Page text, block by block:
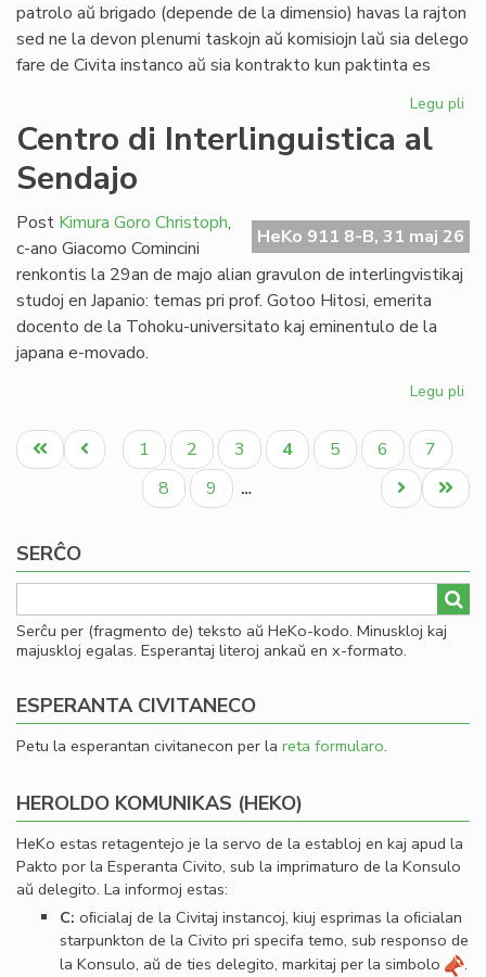
patrolo aŭ brigado (depende de la dimensio) havas la rajton
sed ne la devon plenumi taskojn aŭ komisiojn laŭ sia delego
fare de Civita instanco aŭ sia kontrakto kun paktinta es
Legu pli
de
Centro di Interlinguistica al
Sendajo
HeKo 911 8-B, 31 maj 26
Post Kimura Goro Christoph,
c-ano Giacomo Comincini
renkontis la 29an de majo alian gravulon de interlingvistikaj
studoj en Japanio: temas pri prof. Gotoo Hitosi, emerita
docento de la Tohoku-universitato kaj eminentulo de la
japana e-movado.
Legu pli
al
Pagination
Unua
paĝo
Antaŭa
paĝo
Paĝo
1 Paĝo
2 Paĝo
3
Aktuala
paĝo
4 Paĝo
5 Paĝo
6 Paĝo
7
Paĝo
8 Paĝo
9 …
Last
page
Next
page
SERĈO
Serĉu per (fragmento de) teksto aŭ HeKo-kodo. Minuskloj kaj
majuskloj egalas. Esperantaj literoj ankaŭ en x-formato.
ESPERANTA CIVITANECO
Petu la esperantan civitanecon per la reta formularo.
HEROLDO KOMUNIKAS (HEKO)
HeKo estas retagentejo je la servo de la establoj en kaj apud la
Pakto por la Esperanta Civito, sub la imprimaturo de la Konsulo
aŭ delegito. La informoj estas:
C: oﬁcialaj de la Civitaj instancoj, kiuj esprimas la oﬁcialan
starpunkton de la Civito pri specifa temo, sub responso de
la Konsulo, aŭ de ties delegito, markitaj per la simbolo
.